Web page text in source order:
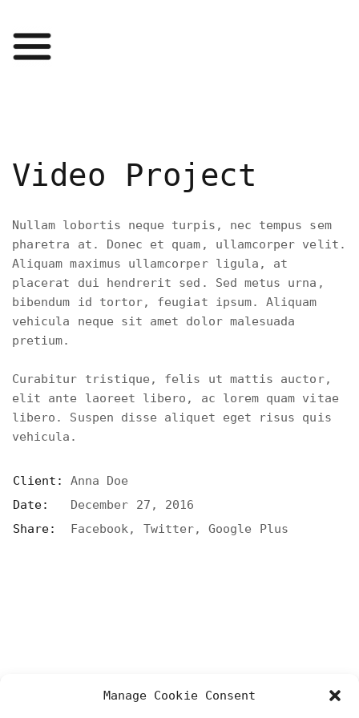
Manage Cookie Consent
Video Project
Nullam lobortis neque turpis, nec tempus sem
pharetra at. Donec et quam, ullamcorper velit.
Aliquam maximus ullamcorper ligula, at
placerat dui hendrerit sed. Sed metus urna,
bibendum id tortor, feugiat ipsum. Aliquam
vehicula neque sit amet dolor malesuada
pretium.
Curabitur tristique, felis ut mattis auctor,
elit ante laoreet libero, ac lorem quam vitae
libero. Suspen disse aliquet eget risus quis
vehicula.
Client:
Anna Doe
Date:
December 27, 2016
Share:
Facebook , Twitter,Google Plus